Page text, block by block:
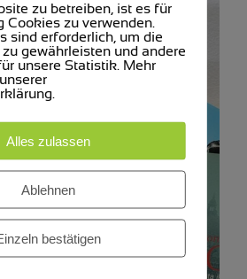
zu betreiben, ist es für
Cookies zu verwenden.
sind erforderlich, um die
gewährleisten und andere
unsere Statistik. Mehr
Alles zulassen
Ablehnen
bestätigen